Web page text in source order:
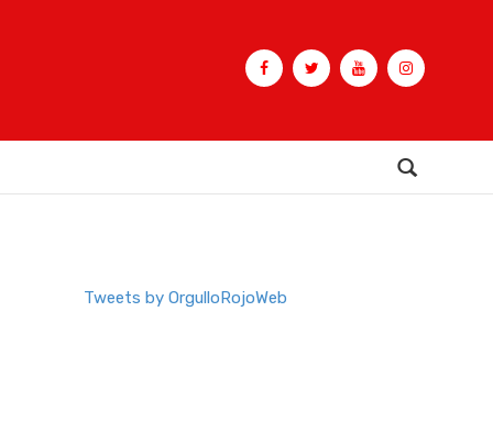
Tweets by OrgulloRojoWeb